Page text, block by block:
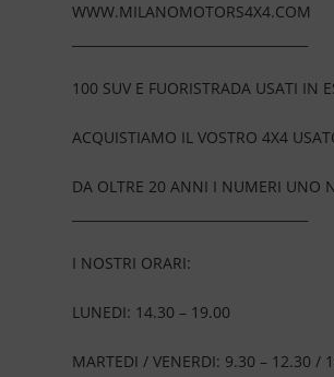
WWW.MILANOMOTORS4X4.COM
100 SUV E FUORISTRADA USATI IN
ACQUISTIAMO IL VOSTRO 4X4
DA OLTRE 20 ANNI I NUMERI UNO
I NOSTRI ORARI:
LUNEDI: 14.30 – 19.00
MARTEDI / VENERDI: 9.30 – 12.30 /